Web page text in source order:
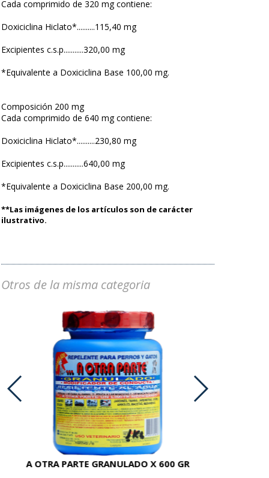
Cada comprimido de 320 mg contiene:
Doxiciclina Hiclato*..........115,40 mg
Excipientes c.s.p...........320,00 mg
*Equivalente a Doxiciclina Base 100,00 mg.
Composición 200 mg
Cada comprimido de 640 mg contiene:
Doxiciclina Hiclato*..........230,80 mg
Excipientes c.s.p...........640,00 mg
*Equivalente a Doxiciclina Base 200,00 mg.
**Las imágenes de los artículos son de carácter
ilustrativo.
Otros de la misma categoria
A OTRA PARTE GRANULADO X 600 GR